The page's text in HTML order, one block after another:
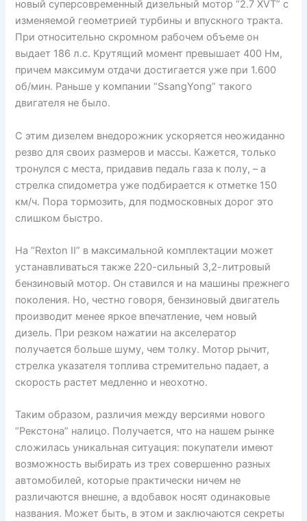
новый суперсовременный дизельный мотор “2.7 XVT” с
изменяемой геометрией турбины и впускного тракта.
При относительно скромном рабочем объеме он
выдает 186 л.с. Крутящий момент превышает 400 Нм,
причем максимум отдачи достигается уже при 1.600
об/мин. Раньше у компании “SsangYong” такого
двигателя не было.
С этим дизелем внедорожник ускоряется неожиданно
резво для своих размеров и массы. Кажется, только
тронулся с места, придавив педаль газа к полу, – а
стрелка спидометра уже подбирается к отметке 150
км/ч. Пора тормозить, для подмосковных дорог это
слишком быстро.
На “Rexton II” в максимальной комплектации может
устанавливаться также 220-сильный 3,2-литровый
бензиновый мотор. Он ставился и на машины прежнего
поколения. Но, честно говоря, бензиновый двигатель
производит менее яркое впечатление, чем новый
дизель. При резком нажатии на акселератор
получается больше шуму, чем толку. Мотор рычит,
стрелка указателя топлива стремительно падает, а
скорость растет медленно и неохотно.
Таким образом, различия между версиями нового
“Рекстона” налицо. Получается, что на нашем рынке
сложилась уникальная ситуация: покупатели имеют
возможность выбирать из трех совершенно разных
автомобилей, которые практически ничем не
различаются внешне, а вдобавок носят одинаковые
названия. Может быть, в этом и заключаются секреты